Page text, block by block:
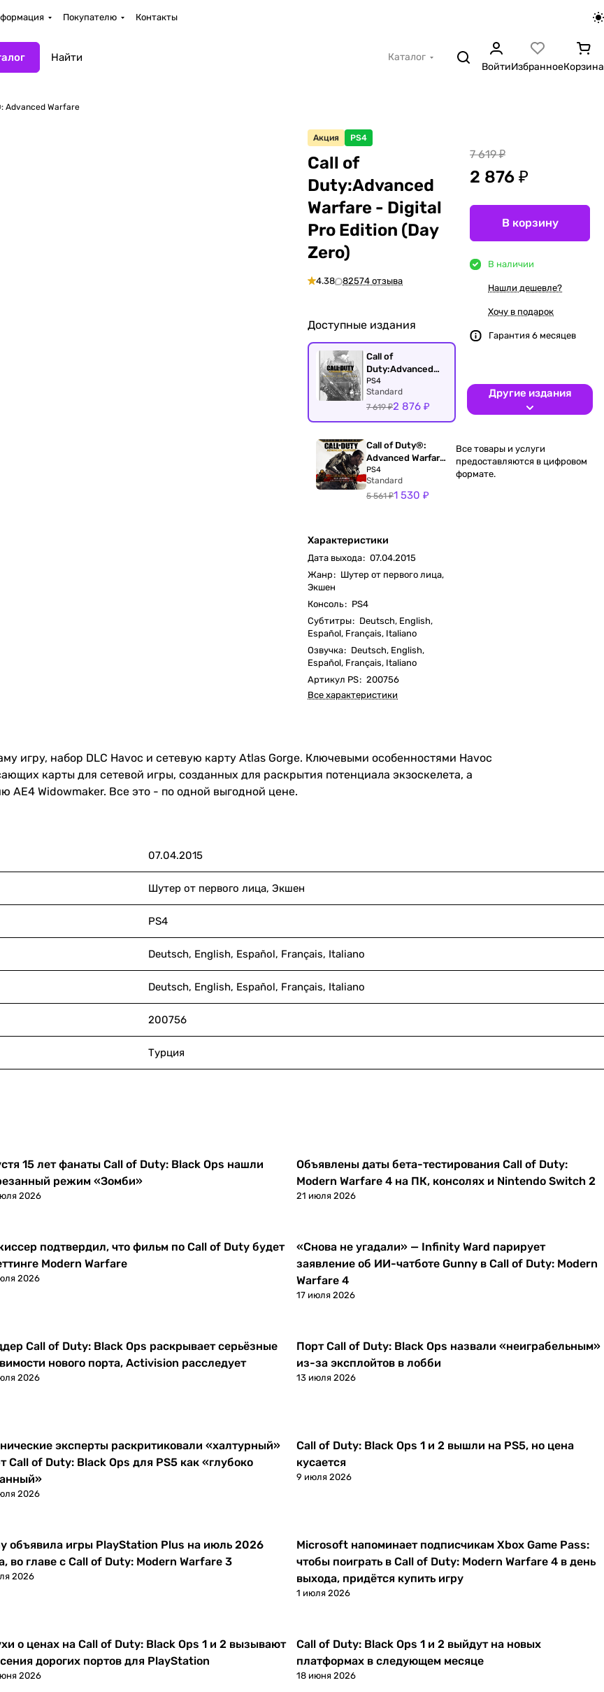
Покупателю Контакты
Каталог
ВойтиИзбранноеКорзина
Advanced Warfare
Акция PS4
Call of
Duty:Advanced
Warfare - Digital
Pro Edition (Day
Zero)
4.38 82574 отзыва
Доступные издания
Call of
Duty:Advanced
Warfare - Digital
Pro Edition (Day
Zero)
PS4
Standard
7 619 ₽2 876 ₽
Call of Duty®:
Advanced Warfare
Gold Edition
PS4
Standard
5 561 ₽1 530 ₽
Характеристики
Дата выхода: 07.04.2015
Жанр: Шутер от первого лица,
Экшен
Консоль: PS4
Субтитры: Deutsch, English,
Español, Français, Italiano
Озвучка: Deutsch, English,
Español, Français, Italiano
Артикул PS: 200756
Все характеристики
7 619 ₽
2 876 ₽
В корзину
В наличии
Нашли дешевле?
Хочу в подарок
Гарантия 6 месяцев
Другие издания
Все товары и услуги
предоставляются в цифровом
формате.
игру, набор DLC Havoc и сетевую карту Atlas Gorge. Ключевыми особенностями Havoc
карты для сетевой игры, созданных для раскрытия потенциала экзоскелета, а
AE4 Widowmaker. Все это - по одной выгодной цене.
07.04.2015
Шутер от первого лица, Экшен
PS4
Deutsch, English, Español, Français, Italiano
Deutsch, English, Español, Français, Italiano
200756
Турция
15 лет фанаты Call of Duty: Black Ops нашли
режим «Зомби»
2026
Новости
Объявлены даты бета-тестирования Call of Duty:
Modern Warfare 4 на ПК, консолях и Nintendo Switch 2
21 июля 2026
подтвердил, что фильм по Call of Duty будет
Modern Warfare
2026
Новости
«Снова не угадали» — Infinity Ward парирует
заявление об ИИ-чатботе Gunny в Call of Duty: Modern
Warfare 4
17 июля 2026
Call of Duty: Black Ops раскрывает серьёзные
нового порта, Activision расследует
2026
Новости
Порт Call of Duty: Black Ops назвали «неиграбельным»
из-за эксплойтов в лобби
13 июля 2026
эксперты раскритиковали «халтурный»
Call of Duty: Black Ops для PS5 как «глубоко
2026
Новости
Call of Duty: Black Ops 1 и 2 вышли на PS5, но цена
кусается
9 июля 2026
объявила игры PlayStation Plus на июль 2026
во главе с Call of Duty: Modern Warfare 3
2026
Новости
Microsoft напоминает подписчикам Xbox Game Pass:
чтобы поиграть в Call of Duty: Modern Warfare 4 в день
выхода, придётся купить игру
1 июля 2026
о ценах на Call of Duty: Black Ops 1 и 2 вызывают
дорогих портов для PlayStation
2026
Новости
Call of Duty: Black Ops 1 и 2 выйдут на новых
платформах в следующем месяце
18 июня 2026